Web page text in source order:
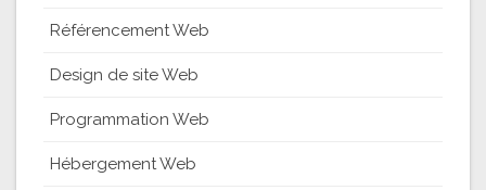
Référencement Web
Design de site Web
Programmation Web
Hébergement Web